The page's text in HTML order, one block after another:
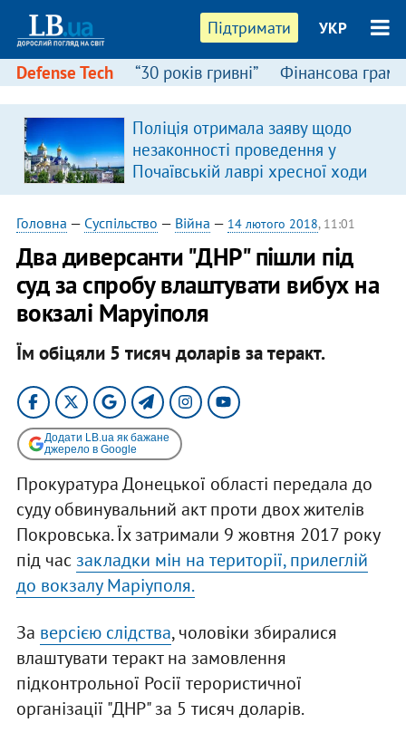
Підтримати УКР
Defense Tech “30 років гривні” Фінансова
Поліція отримала заяву щодо
незаконності проведення у
Почаївській лаврі хресної ходи
Головна — Суспільство — Війна — 14 лютого 2018, 11:01
Два диверсанти "ДНР" пішли під
суд за спробу влаштувати вибух на
вокзалі Маруіполя
Їм обіцяли 5 тисяч доларів за теракт.
Додати LB.ua як бажане
джерело в Google
Прокуратура Донецької області передала до
суду обвинувальний акт проти двох жителів
Покровська. Їх затримали 9 жовтня 2017 року
під час закладки мін на території, прилеглій
до вокзалу Маріуполя.
За версією слідства, чоловіки збиралися
влаштувати теракт на замовлення
підконтрольної Росії терористичної
організації "ДНР" за 5 тисяч доларів.